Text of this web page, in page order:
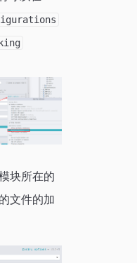
块所在的
文件的加